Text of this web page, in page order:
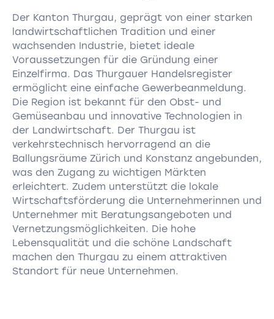
Der Kanton Thurgau, geprägt von einer starken
landwirtschaftlichen Tradition und einer
wachsenden Industrie, bietet ideale
Voraussetzungen für die Gründung einer
Einzelfirma. Das Thurgauer Handelsregister
ermöglicht eine einfache Gewerbeanmeldung.
Die Region ist bekannt für den Obst- und
Gemüseanbau und innovative Technologien in
der Landwirtschaft. Der Thurgau ist
verkehrstechnisch hervorragend an die
Ballungsräume Zürich und Konstanz angebunden,
was den Zugang zu wichtigen Märkten
erleichtert. Zudem unterstützt die lokale
Wirtschaftsförderung die Unternehmerinnen und
Unternehmer mit Beratungsangeboten und
Vernetzungsmöglichkeiten. Die hohe
Lebensqualität und die schöne Landschaft
machen den Thurgau zu einem attraktiven
Standort für neue Unternehmen.